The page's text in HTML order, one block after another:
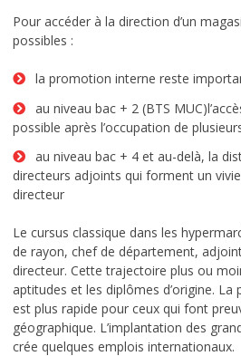
Pour accéder à la direction d’un
possibles :
la promotion interne reste
au niveau bac + 2 (BTS
possible après l’occupation de
au niveau bac + 4 et au-delà, la
directeurs adjoints qui forment un
directeur
Le cursus classique dans les
de rayon, chef de département,
directeur. Cette trajectoire plus ou
aptitudes et les diplômes d’origine. La
est plus rapide pour ceux qui font
géographique. L’implantation des
crée quelques emplois internationaux.
Reconnaissance par
choisir une école de
Special BTS
Postes à pourvoir en
Frais de scolarité
Quels métiers après
commerce ?
info pratiques
INTRANET IDELCA